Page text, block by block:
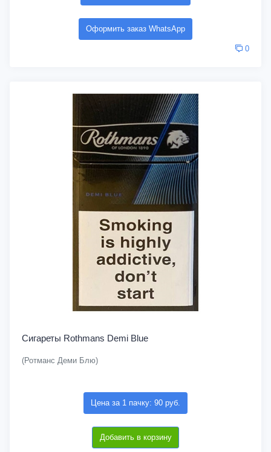
Оформить заказ WhatsApp
0
Сигареты Rothmans Demi Blue
(Ротманс Деми Блю)
Цена за 1 пачку: 90 руб.
Добавить в корзину